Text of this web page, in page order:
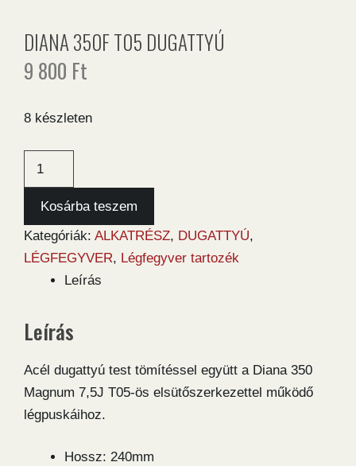
DIANA 350F T05 DUGATTYÚ
9 800 Ft
8 készleten
T05
dugattyú
mennyiség
Kosárba teszem
Kategóriák: ALKATRÉSZ, DUGATTYÚ,
LÉGFEGYVER, Légfegyver tartozék
Leírás
Leírás
Acél dugattyú test tömítéssel együtt a Diana 350
Magnum 7,5J T05-ös elsütőszerkezettel működő
légpuskáihoz.
Hossz: 240mm